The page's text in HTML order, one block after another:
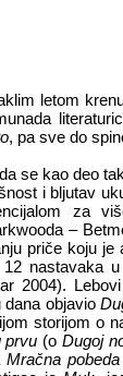
letom
, pa sve do
se kao deo
i bljutav
za
–
priče koju
nastavaka
2004).
dana objavio
storijom o
prvu (o Dugoj
Mračna pobeda